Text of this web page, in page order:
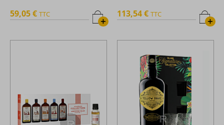
+
59,05 € TTC
+
113,54 € TTC